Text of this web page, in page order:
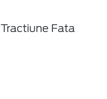
Tractiune Fata